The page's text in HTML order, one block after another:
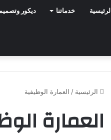
الرئيسية خدماتنا ديكور
الرئيسية / العمارة الوظيفية
العمارة